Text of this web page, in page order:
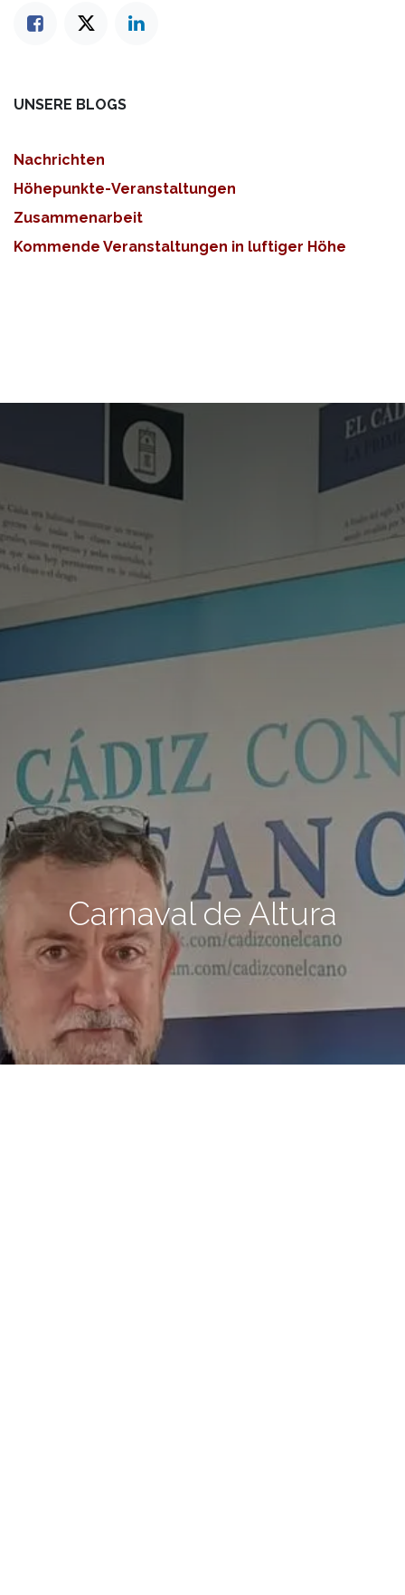
UNSERE BLOGS
Nachrichten
Höhepunkte-Veranstaltungen
Zusammenarbeit
Kommende Veranstaltungen in luftiger Höhe
Carnaval de Altura